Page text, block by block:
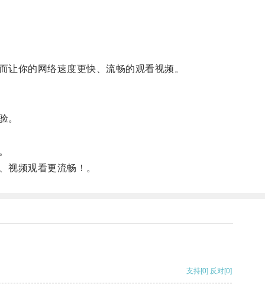
你的网络速度更快、流畅的观看视频。
。
频观看更流畅！。
支持[0] 反对[0]